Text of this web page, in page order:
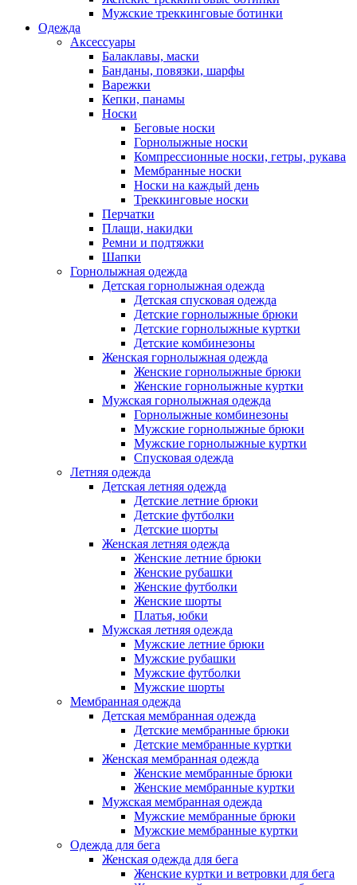
Мужские треккинговые ботинки
Одежда
Аксессуары
Балаклавы, маски
Банданы, повязки, шарфы
Варежки
Кепки, панамы
Носки
Беговые носки
Горнолыжные носки
Компрессионные носки, гетры, рукава
Мембранные носки
Носки на каждый день
Треккинговые носки
Перчатки
Плащи, накидки
Ремни и подтяжки
Шапки
Горнолыжная одежда
Детская горнолыжная одежда
Детская спусковая одежда
Детские горнолыжные брюки
Детские горнолыжные куртки
Детские комбинезоны
Женская горнолыжная одежда
Женские горнолыжные брюки
Женские горнолыжные куртки
Мужская горнолыжная одежда
Горнолыжные комбинезоны
Мужские горнолыжные брюки
Мужские горнолыжные куртки
Спусковая одежда
Летняя одежда
Детская летняя одежда
Детские летние брюки
Детские футболки
Детские шорты
Женская летняя одежда
Женские летние брюки
Женские рубашки
Женские футболки
Женские шорты
Платья, юбки
Мужская летняя одежда
Мужские летние брюки
Мужские рубашки
Мужские футболки
Мужские шорты
Мембранная одежда
Детская мембранная одежда
Детские мембранные брюки
Детские мембранные куртки
Женская мембранная одежда
Женские мембранные брюки
Женские мембранные куртки
Мужская мембранная одежда
Мужские мембранные брюки
Мужские мембранные куртки
Одежда для бега
Женская одежда для бега
Женские куртки и ветровки для бега